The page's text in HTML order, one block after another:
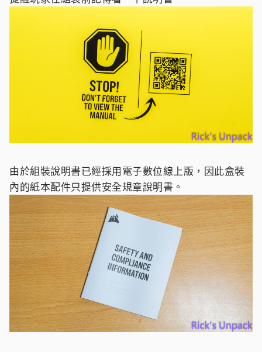
由於組裝說明書已經採用電子數位線上版，因此盒裝
內的紙本配件只提供安全規章說明書。